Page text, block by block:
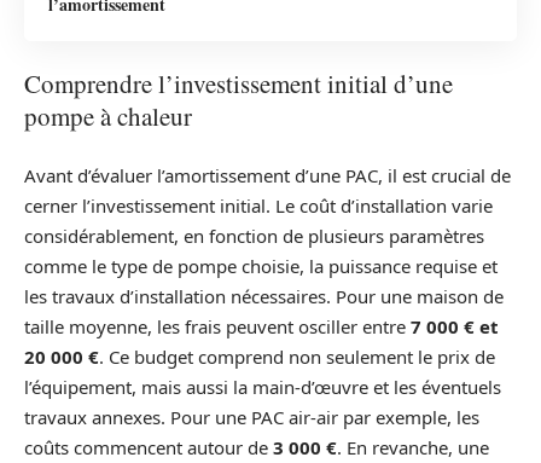
Comprendre l’investissement initial d’une
pompe à chaleur
Avant d’évaluer l’amortissement d’une PAC, il est crucial de
cerner l’investissement initial. Le coût d’installation varie
considérablement, en fonction de plusieurs paramètres
comme le type de pompe choisie, la puissance requise et
les travaux d’installation nécessaires. Pour une maison de
taille moyenne, les frais peuvent osciller entre 7 000 € et
20 000 €. Ce budget comprend non seulement le prix de
l’équipement, mais aussi la main-d’œuvre et les éventuels
travaux annexes. Pour une PAC air-air par exemple, les
coûts commencent autour de 3 000 €. En revanche, une